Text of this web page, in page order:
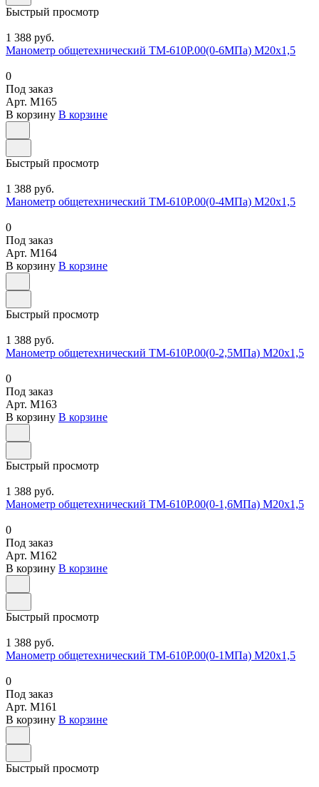
Быстрый просмотр
1 388 руб.
Манометр общетехнический ТМ-610Р.00(0-6МПа) М20х1,5
0
Под заказ
Арт. M165
В корзину В корзине
Быстрый просмотр
1 388 руб.
Манометр общетехнический ТМ-610Р.00(0-4МПа) М20х1,5
0
Под заказ
Арт. M164
В корзину В корзине
Быстрый просмотр
1 388 руб.
Манометр общетехнический ТМ-610Р.00(0-2,5МПа) М20х1,5
0
Под заказ
Арт. M163
В корзину В корзине
Быстрый просмотр
1 388 руб.
Манометр общетехнический ТМ-610Р.00(0-1,6МПа) М20х1,5
0
Под заказ
Арт. M162
В корзину В корзине
Быстрый просмотр
1 388 руб.
Манометр общетехнический ТМ-610Р.00(0-1МПа) М20х1,5
0
Под заказ
Арт. M161
В корзину В корзине
Быстрый просмотр